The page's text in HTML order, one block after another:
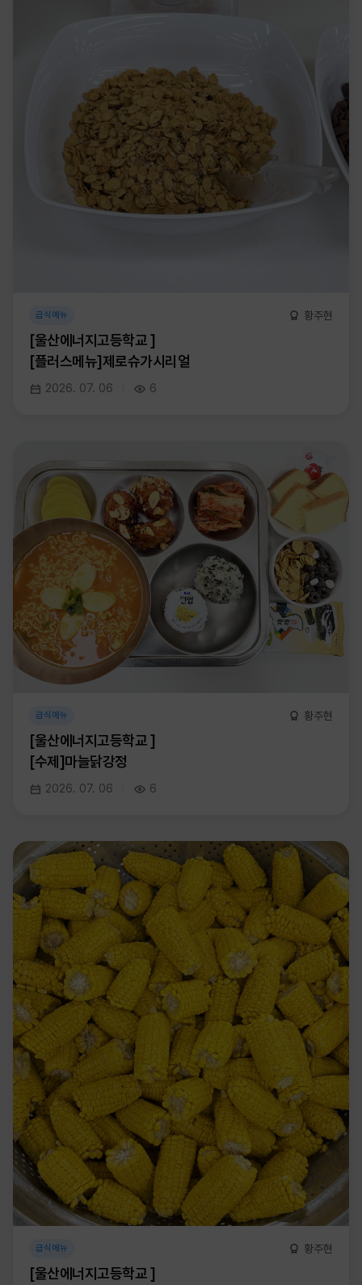
급식메뉴 황주현
[울산에너지고등학교 ]
[플러스메뉴]제로슈가시리얼
2026. 07. 06 6
급식메뉴 황주현
[울산에너지고등학교 ]
[수제]마늘닭강정
2026. 07. 06 6
급식메뉴 황주현
[울산에너지고등학교 ]